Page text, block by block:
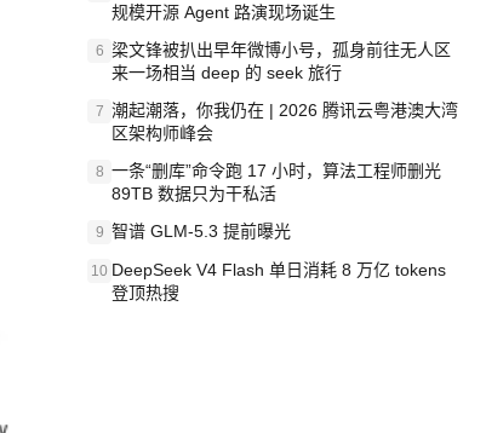
规模开源 Agent 路演现场诞生
6 梁文锋被扒出早年微博小号，孤身前往无人区
来一场相当 deep 的 seek 旅行
7 潮起潮落，你我仍在 | 2026 腾讯云粤港澳大湾
区架构师峰会
8 一条“删库”命令跑 17 小时，算法工程师删光
89TB 数据只为干私活
9 智谱 GLM-5.3 提前曝光
10 DeepSeek V4 Flash 单日消耗 8 万亿 tokens
登顶热搜